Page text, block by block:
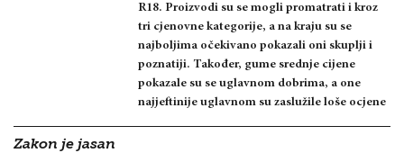
R18. Proizvodi su se mogli promatrati i kroz
tri cjenovne kategorije, a na kraju su se
najboljima očekivano pokazali oni skuplji i
poznatiji. Također, gume srednje cijene
pokazale su se uglavnom dobrima, a one
najjeftinije uglavnom su zaslužile loše ocjene
Zakon je jasan